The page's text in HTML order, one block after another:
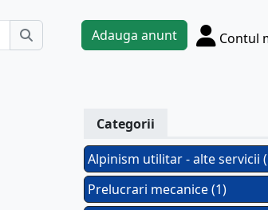
Adauga anunt Contul
Categorii
Alpinism utilitar - alte servicii
Prelucrari mecanice (1)